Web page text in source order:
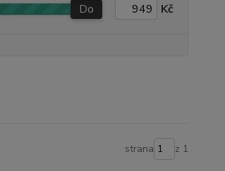
Do Kč
strana z 1